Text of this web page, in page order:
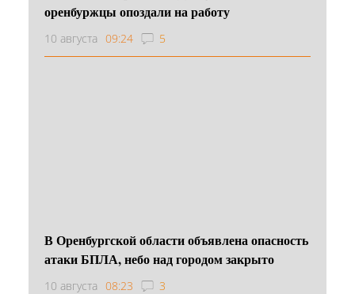
оренбуржцы опоздали на работу
10 августа 09:24 5
В Оренбургской области объявлена опасность
атаки БПЛА, небо над городом закрыто
10 августа 08:23 3